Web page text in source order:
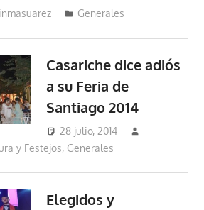
inmasuarez Generales
Casariche dice adiós
a su Feria de
Santiago 2014
28 julio, 2014
y Festejos, Generales
Elegidos y